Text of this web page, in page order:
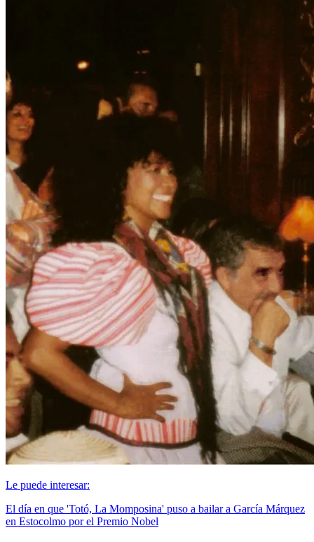
Le puede interesar:
El día en que 'Totó, La Momposina' puso a bailar a García Márquez
en Estocolmo por el Premio Nobel